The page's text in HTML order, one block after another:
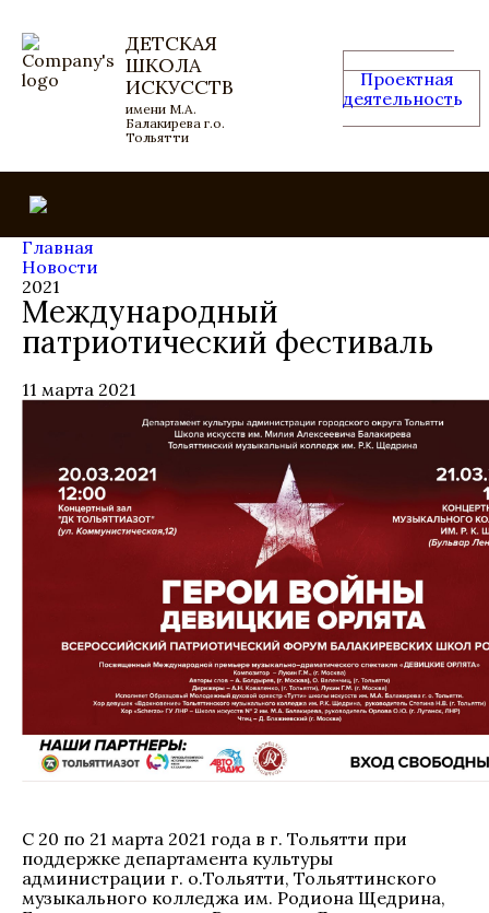
ДЕТСКАЯ
ШКОЛА
ИСКУССТВ
имени М.А.
Балакирева г.о.
Тольятти
Проектная
деятельность
Главная
Новости
2021
Международный
патриотический фестиваль
11 марта 2021
С 20 по 21 марта 2021 года в г. Тольятти при
поддержке департамента культуры
администрации г. о.Тольятти, Тольяттинского
музыкального колледжа им. Родиона Щедрина,